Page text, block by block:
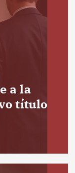
a la
título